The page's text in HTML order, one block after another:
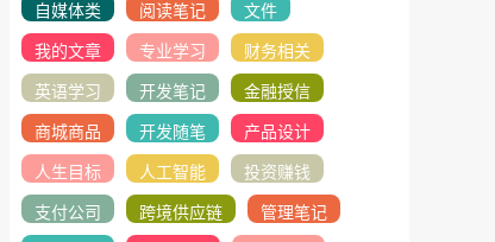
自媒体类 阅读笔记 文件
我的文章 专业学习 财务相关
英语学习 开发笔记 金融授信
商城商品 开发随笔 产品设计
人生目标 人工智能 投资赚钱
支付公司 跨境供应链 管理笔记